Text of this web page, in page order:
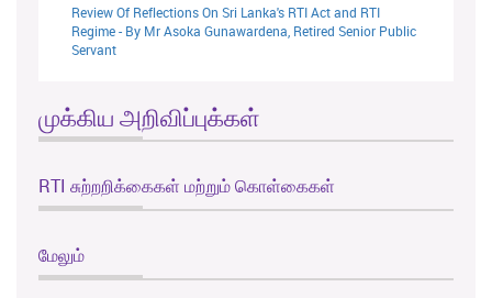
Review Of Reflections On Sri Lanka's RTI Act and RTI
Regime - By Mr Asoka Gunawardena, Retired Senior Public
Servant
முக்கிய அறிவிப்புக்கள்
RTI சுற்றறிக்கைகள் மற்றும் கொள்கைகள்
மேலும்